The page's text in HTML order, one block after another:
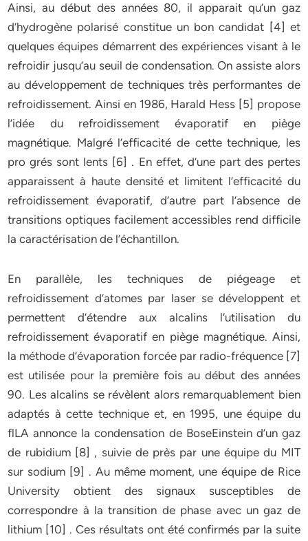
Ainsi, au début des années 80, il apparait qu’un gaz
d’hydrogène polarisé constitue un bon candidat [4] et
quelques équipes démarrent des expériences visant à le
refroidir jusqu’au seuil de condensation. On assiste alors
au développement de techniques très performantes de
refroidissement. Ainsi en 1986, Harald Hess [5] propose
l’idée du refroidissement évaporatif en piège
magnétique. Malgré l’efficacité de cette technique, les
pro grés sont lents [6] . En effet, d’une part des pertes
apparaissent à haute densité et limitent l’efficacité du
refroidissement évaporatif, d’autre part l’absence de
transitions optiques facilement accessibles rend difficile
la caractérisation de l’échantillon.
En parallèle, les techniques de piégeage et
refroidissement d’atomes par laser se développent et
permettent d’étendre aux alcalins l’utilisation du
refroidissement évaporatif en piège magnétique. Ainsi,
la méthode d’évaporation forcée par radio-fréquence [7]
est utilisée pour la première fois au début des années
90. Les alcalins se révèlent alors remarquablement bien
adaptés à cette technique et, en 1995, une équipe du
flLA annonce la condensation de BoseEinstein d’un gaz
de rubidium [8] , suivie de près par une équipe du MIT
sur sodium [9] . Au même moment, une équipe de Rice
University obtient des signaux susceptibles de
correspondre à la transition de phase avec un gaz de
lithium [10] . Ces résultats ont été confirmés par la suite